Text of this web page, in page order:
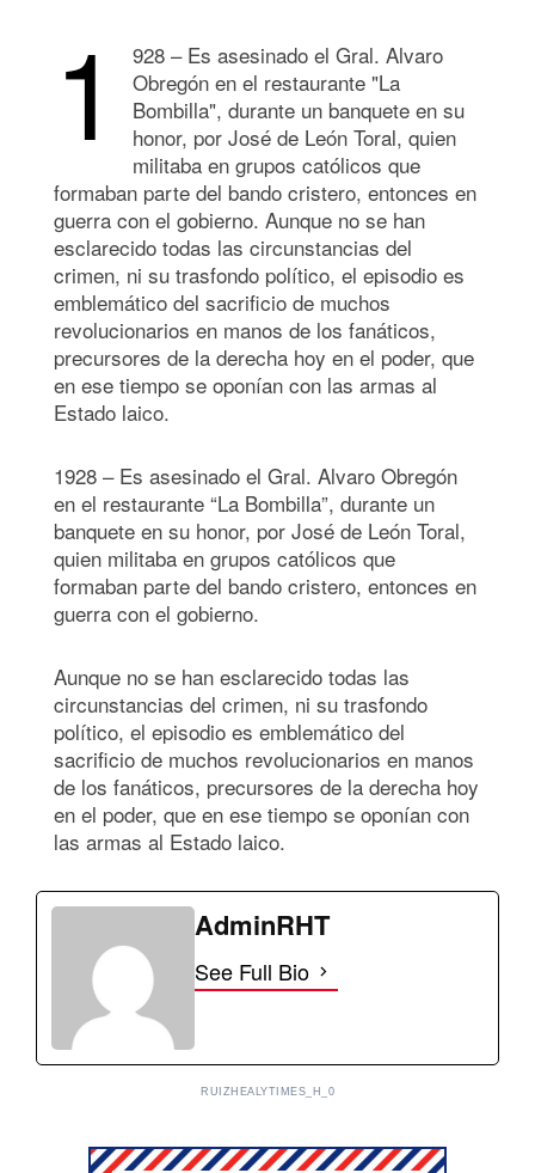
1
928 – Es asesinado el Gral. Alvaro
Obregón en el restaurante "La
Bombilla", durante un banquete en su
honor, por José de León Toral, quien
militaba en grupos católicos que
formaban parte del bando cristero, entonces en
guerra con el gobierno. Aunque no se han
esclarecido todas las circunstancias del
crimen, ni su trasfondo político, el episodio es
emblemático del sacrificio de muchos
revolucionarios en manos de los fanáticos,
precursores de la derecha hoy en el poder, que
en ese tiempo se oponían con las armas al
Estado laico.
1928 – Es asesinado el Gral. Alvaro Obregón
en el restaurante “La Bombilla”, durante un
banquete en su honor, por José de León Toral,
quien militaba en grupos católicos que
formaban parte del bando cristero, entonces en
guerra con el gobierno.
Aunque no se han esclarecido todas las
circunstancias del crimen, ni su trasfondo
político, el episodio es emblemático del
sacrificio de muchos revolucionarios en manos
de los fanáticos, precursores de la derecha hoy
en el poder, que en ese tiempo se oponían con
las armas al Estado laico.
AdminRHT
See Full Bio
RUIZHEALYTIMES_H_0